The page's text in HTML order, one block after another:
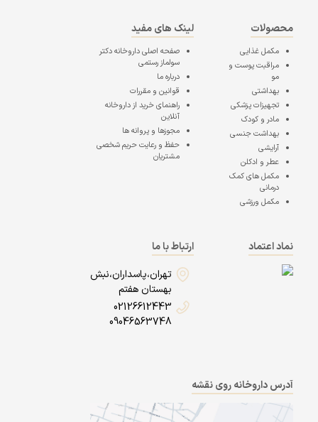
محصولات
مکمل غذایی
مراقبت پوست و
مو
بهداشتی
تجهیزات پزشکی
مادر و کودک
بهداشت جنسی
آرایشی
عطر و ادکلن
مکمل های کمک
درمانی
مکمل ورزشی
لینک های مفید
صفحه اصلیداروخانه دکتر
سولماز رستمی
درباره ما
قوانین و مقررات
راهنمای خرید از داروخانه
آنلاین
مجوزها و پروانه ها
حفظ و رعایت حریم شخصی
مشتریان
نماد اعتماد
ارتباط با ما
تهران،پاسداران،نبش
بهستان هفتم
02126612443
09046563748
آدرس داروخانه روی نقشه